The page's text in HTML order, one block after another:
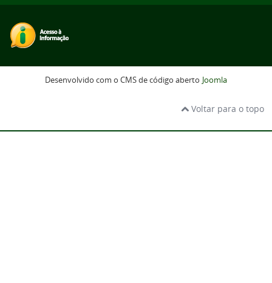
Desenvolvido com o CMS de código aberto Joomla
Voltar para o topo